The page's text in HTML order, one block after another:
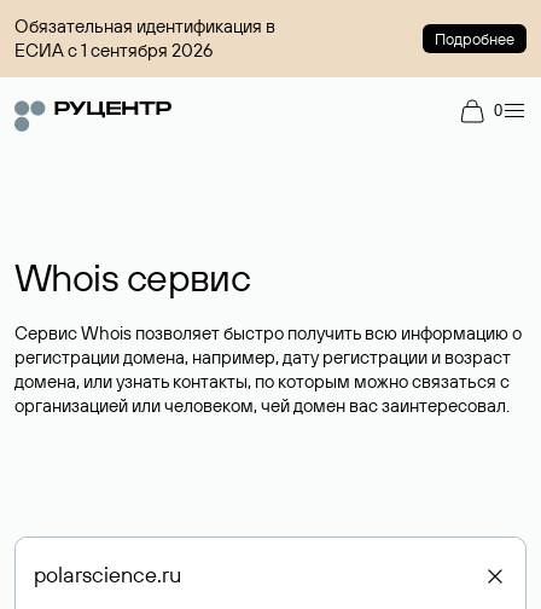
Обязательная идентификация в
ЕСИА с 1 сентября 2026
Подробнее
0
Whois сервис
Сервис Whois позволяет быстро получить всю информацию о
регистрации домена, например, дату регистрации и возраст
домена, или узнать контакты, по которым можно связаться с
организацией или человеком, чей домен вас заинтересовал.